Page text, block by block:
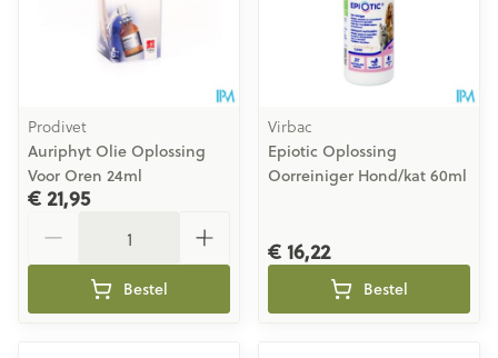
Prodivet
Auriphyt Olie Oplossing
Voor Oren 24ml
€ 21,95
Bestel
Virbac
Epiotic Oplossing
Oorreiniger Hond/kat 60ml
€ 16,22
Bestel